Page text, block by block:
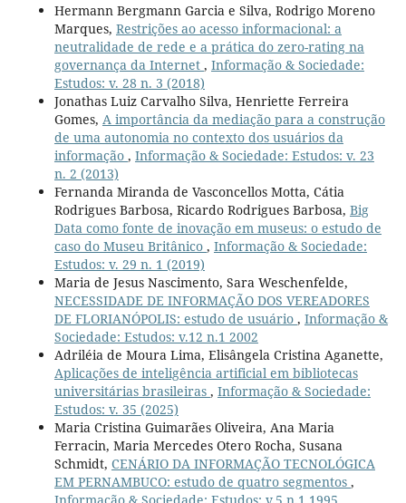
Hermann Bergmann Garcia e Silva, Rodrigo Moreno
Marques, Restrições ao acesso informacional: a
neutralidade de rede e a prática do zero-rating na
governança da Internet , Informação & Sociedade:
Estudos: v. 28 n. 3 (2018)
Jonathas Luiz Carvalho Silva, Henriette Ferreira
Gomes, A importância da mediação para a construção
de uma autonomia no contexto dos usuários da
informação , Informação & Sociedade: Estudos: v. 23
n. 2 (2013)
Fernanda Miranda de Vasconcellos Motta, Cátia
Rodrigues Barbosa, Ricardo Rodrigues Barbosa, Big
Data como fonte de inovação em museus: o estudo de
caso do Museu Britânico , Informação & Sociedade:
Estudos: v. 29 n. 1 (2019)
Maria de Jesus Nascimento, Sara Weschenfelde,
NECESSIDADE DE INFORMAÇÃO DOS VEREADORES
DE FLORIANÓPOLIS: estudo de usuário , Informação &
Sociedade: Estudos: v.12 n.1 2002
Adriléia de Moura Lima, Elisângela Cristina Aganette,
Aplicações de inteligência artificial em bibliotecas
universitárias brasileiras , Informação & Sociedade:
Estudos: v. 35 (2025)
Maria Cristina Guimarães Oliveira, Ana Maria
Ferracin, Maria Mercedes Otero Rocha, Susana
Schmidt, CENÁRIO DA INFORMAÇÃO TECNOLÓGICA
EM PERNAMBUCO: estudo de quatro segmentos ,
Informação & Sociedade: Estudos: v.5 n.1 1995